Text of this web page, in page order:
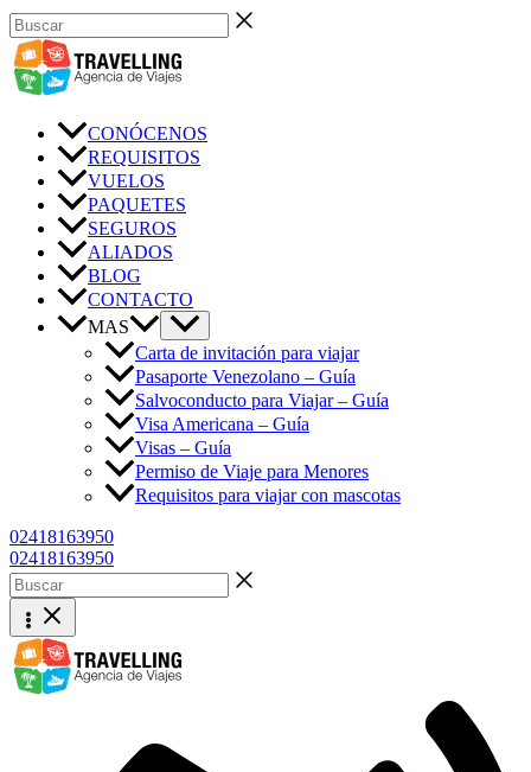
Ir
al
contenido
Buscar
CONÓCENOS
REQUISITOS
VUELOS
PAQUETES
SEGUROS
ALIADOS
BLOG
CONTACTO
MAS
Carta de invitación para viajar
Pasaporte Venezolano – Guía
Salvoconducto para Viajar – Guía
Visa Americana – Guía
Visas – Guía
Permiso de Viaje para Menores
Requisitos para viajar con mascotas
02418163950
02418163950
Buscar